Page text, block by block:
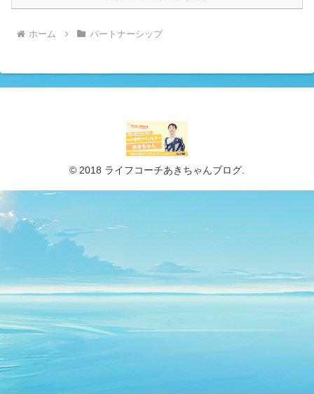
ホーム パートナーシップ
© 2018 ライフコーチあきちゃんブログ.